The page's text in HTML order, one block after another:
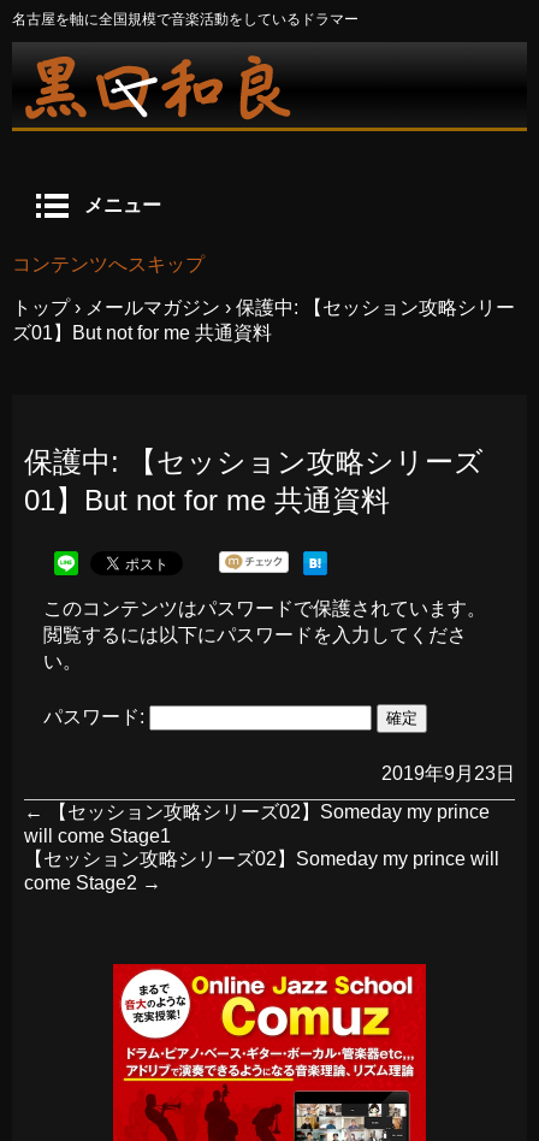
名古屋を軸に全国規模で音楽活動をしているドラマー
メニュー
コンテンツへスキップ
トップ › メールマガジン › 保護中: 【セッション攻略シリー
ズ01】But not for me 共通資料
保護中: 【セッション攻略シリーズ
01】But not for me 共通資料
このコンテンツはパスワードで保護されています。
閲覧するには以下にパスワードを入力してくださ
い。
パスワード:
2019年9月23日
←
【セッション攻略シリーズ02】Someday my prince
will come Stage1
【セッション攻略シリーズ02】Someday my prince will
come Stage2 →